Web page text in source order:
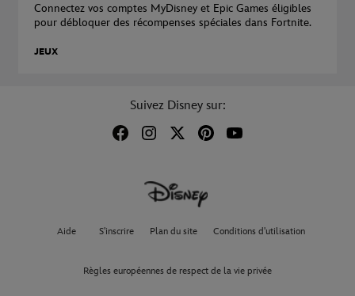
Connectez vos comptes MyDisney et Epic Games éligibles
pour débloquer des récompenses spéciales dans Fortnite.
JEUX
Suivez Disney sur:
Aide S'inscrire Plan du site Conditions d'utilisation
Règles européennes de respect de la vie privée